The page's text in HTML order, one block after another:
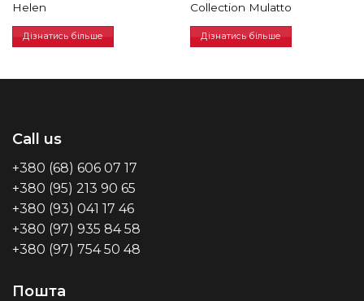
Helen
Дізнатись більше
Collection Mulatto
Дізнатись більше
Call us
+380 (68) 606 07 17
+380 (95) 213 90 65
+380 (93) 041 17 46
+380 (97) 935 84 58
+380 (97) 754 50 48
Пошта